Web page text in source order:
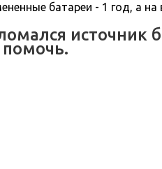
батареи - 1 год, а
источник